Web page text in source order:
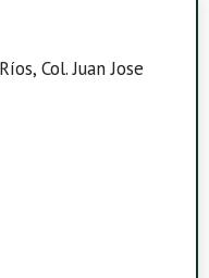
Col. Juan Jose